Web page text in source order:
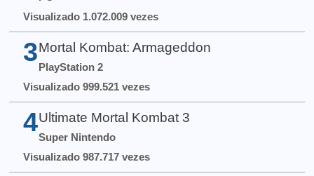
Visualizado 1.072.009 vezes
3 Mortal Kombat: Armageddon
PlayStation 2
Visualizado 999.521 vezes
4 Ultimate Mortal Kombat 3
Super Nintendo
Visualizado 987.717 vezes